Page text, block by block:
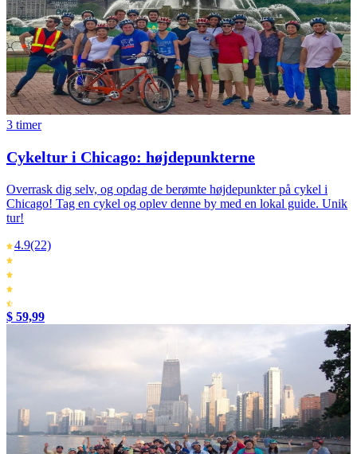
3 timer
Cykeltur i Chicago: højdepunkterne
Overrask dig selv, og opdag de berømte højdepunkter på cykel i
Chicago! Tag en cykel og oplev denne by med en lokal guide. Unik
tur!
4.9(22)
$ 59,99